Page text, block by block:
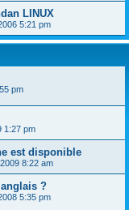
LINUX
5:21 pm
pm
1:27 pm
est disponible
8:22 am
?
5:35 pm